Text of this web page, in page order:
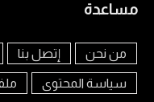
مساعدة
من نحن إتصل بنا
سياسة المحتوى